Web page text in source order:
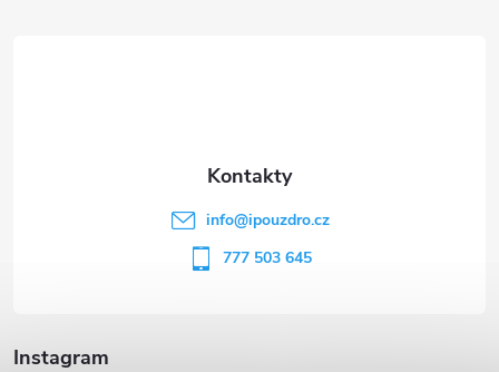
Instagram
info@ipouzdro.cz
777 503 645